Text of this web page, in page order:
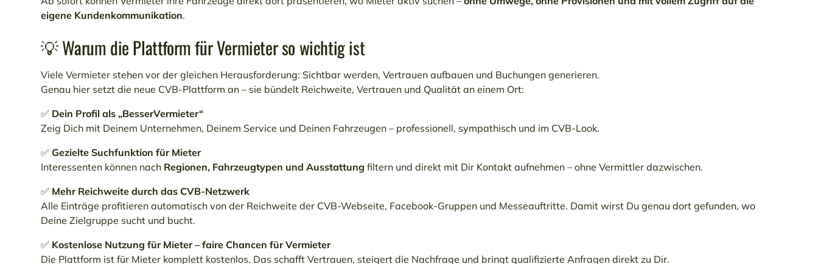
eigene Kundenkommunikation.
💡 Warum die Plattform für Vermieter so wichtig ist
Viele Vermieter stehen vor der gleichen Herausforderung: Sichtbar werden, Vertrauen aufbauen und Buchungen generieren.
Genau hier setzt die neue CVB-Plattform an – sie bündelt Reichweite, Vertrauen und Qualität an einem Ort:
✅ Dein Profil als „BesserVermieter“
Zeig Dich mit Deinem Unternehmen, Deinem Service und Deinen Fahrzeugen – professionell, sympathisch und im CVB-Look.
✅Gezielte Suchfunktion für Mieter
Interessenten können nach Regionen, Fahrzeugtypen und Ausstattung filtern und direkt mit Dir Kontakt aufnehmen – ohne Vermittler dazwischen.
✅ Mehr Reichweite durch das CVB-Netzwerk
Alle Einträge profitieren automatisch von der Reichweite der CVB-Webseite, Facebook-Gruppen und Messeauftritte. Damit wirst Du genau dort gefunden, wo
Deine Zielgruppe sucht und bucht.
✅ Kostenlose Nutzung für Mieter – faire Chancen für Vermieter
Die Plattform ist für Mieter komplett kostenlos. Das schafft Vertrauen, steigert die Nachfrage und bringt qualifizierte Anfragen direkt zu Dir.